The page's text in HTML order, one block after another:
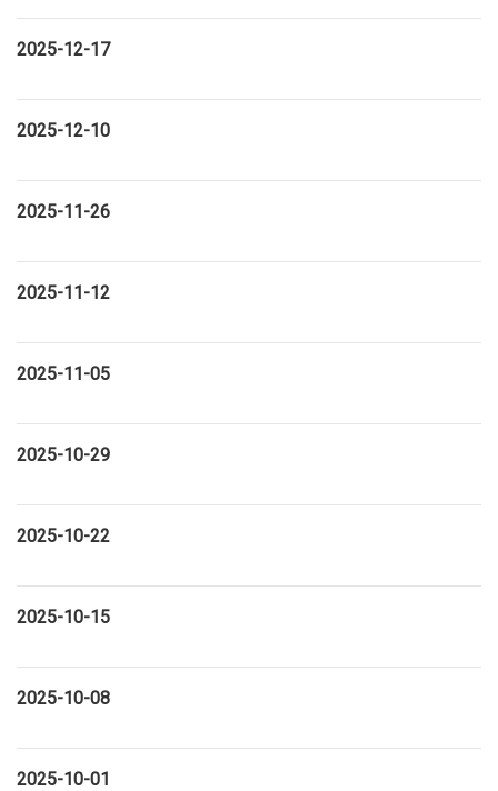
2025-12-17
2025-12-10
2025-11-26
2025-11-12
2025-11-05
2025-10-29
2025-10-22
2025-10-15
2025-10-08
2025-10-01